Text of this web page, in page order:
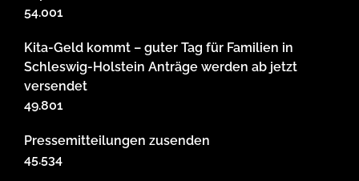
54.001
Kita-Geld kommt – guter Tag für Familien in
Schleswig-Holstein Anträge werden ab jetzt
versendet
49.801
Pressemitteilungen zusenden
45.534